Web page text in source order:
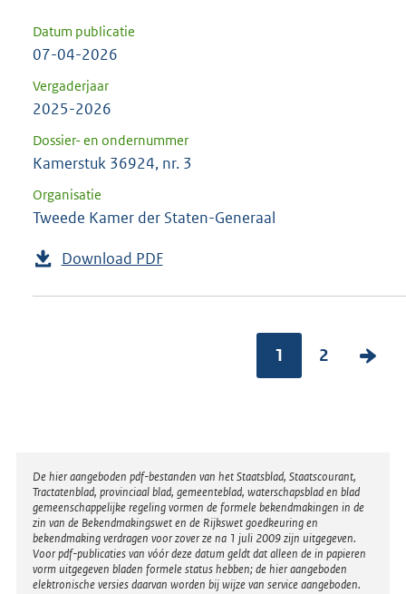
Datum publicatie
07-04-2026
Vergaderjaar
2025-2026
Dossier- en ondernummer
Kamerstuk 36924, nr. 3
Organisatie
Tweede Kamer der Staten-Generaal
Download PDF
1 2
V
Disclaimer
De hier aangeboden pdf-bestanden van het Staatsblad, Staatscourant,
Tractatenblad, provinciaal blad, gemeenteblad, waterschapsblad en blad
gemeenschappelijke regeling vormen de formele bekendmakingen in de
zin van de Bekendmakingswet en de Rijkswet goedkeuring en
bekendmaking verdragen voor zover ze na 1 juli 2009 zijn uitgegeven.
Voor pdf-publicaties van vóór deze datum geldt dat alleen de in papieren
vorm uitgegeven bladen formele status hebben; de hier aangeboden
elektronische versies daarvan worden bij wijze van service aangeboden.